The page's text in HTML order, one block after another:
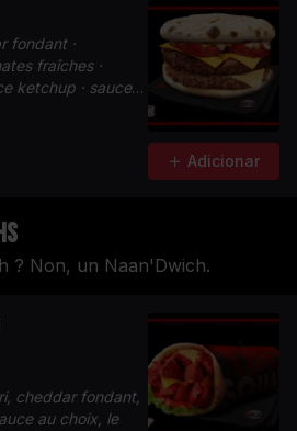
fondant ·
fraîches ·
ketchup · sauce
Adicionar
? Non, un Naan'Dwich.
cheddar fondant,
au choix, le